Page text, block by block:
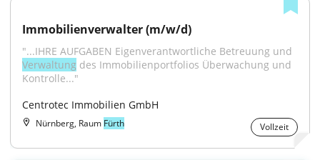
Immobilienverwalter (m/w/d)
Verwaltung des Immobilienportfolios Überwachung und
Kontrolle..."
Centrotec Immobilien GmbH
Nürnberg, Raum Fürth Vollzeit